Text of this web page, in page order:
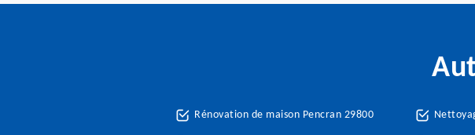
Rénovation de maison Pencran 29800